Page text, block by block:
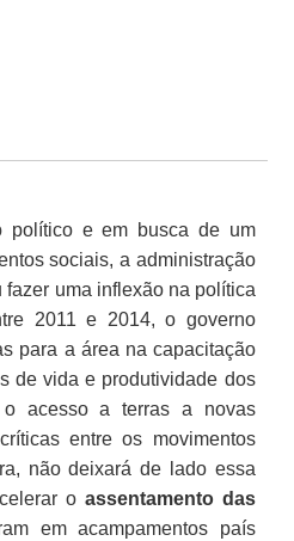
político e em busca de um
sociais, a administração
uma inflexão na política
2011 e 2014, o governo
para a área na capacitação
de vida e produtividade dos
o acesso a terras a novas
entre os movimentos
não deixará de lado essa
o assentamento das
em acampamentos país